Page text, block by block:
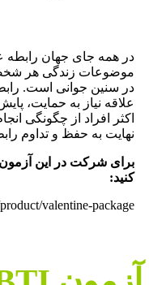
در همه جای جهان رابطه
موضوعات زندگی هر
در سنین جوانی است.
علاقه نیاز به حمایت،
اکثر افراد از چگونگی
نهایت به حفظ و تداوم
برای شرکت در این
کنید:
valentine-package/